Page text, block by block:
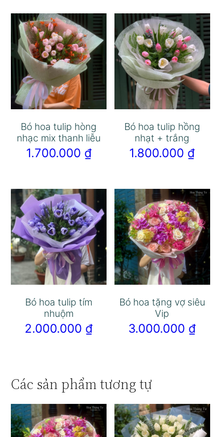
Bó hoa tulip hòng
nhạc mix thanh liễu
1.700.000 ₫
Bó hoa tulip hồng
nhạt + trắng
1.800.000 ₫
Bó hoa tulip tím
nhuộm
2.000.000 ₫
Bó hoa tặng vợ siêu
Vip
3.000.000 ₫
Các sản phẩm tương tự